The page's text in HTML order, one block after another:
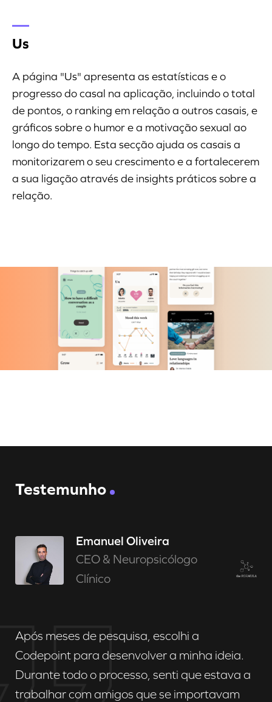
Us
A página "Us" apresenta as estatísticas e o
progresso do casal na aplicação, incluindo o total
de pontos, o ranking em relação a outros casais, e
gráficos sobre o humor e a motivação sexual ao
longo do tempo. Esta secção ajuda os casais a
monitorizarem o seu crescimento e a fortalecerem
a sua ligação através de insights práticos sobre a
relação.
Testemunho
Emanuel Oliveira
CEO & Neuropsicólogo
Clínico
Após meses de pesquisa, escolhi a
Codepoint para desenvolver a minha ideia.
Durante todo o processo, senti que estava a
trabalhar com amigos que se importavam